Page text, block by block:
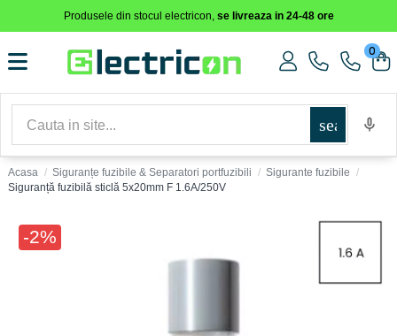
Produsele din stocul electricon, se livreaza in 24-48 ore
0
search
Acasa Siguranțe fuzibile & Separatori portfuzibili
Sigurante fuzibile
Siguranță fuzibilă sticlă 5x20mm F 1.6A/250V
-2%